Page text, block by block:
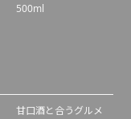
500ml
甘口酒と合うグルメ